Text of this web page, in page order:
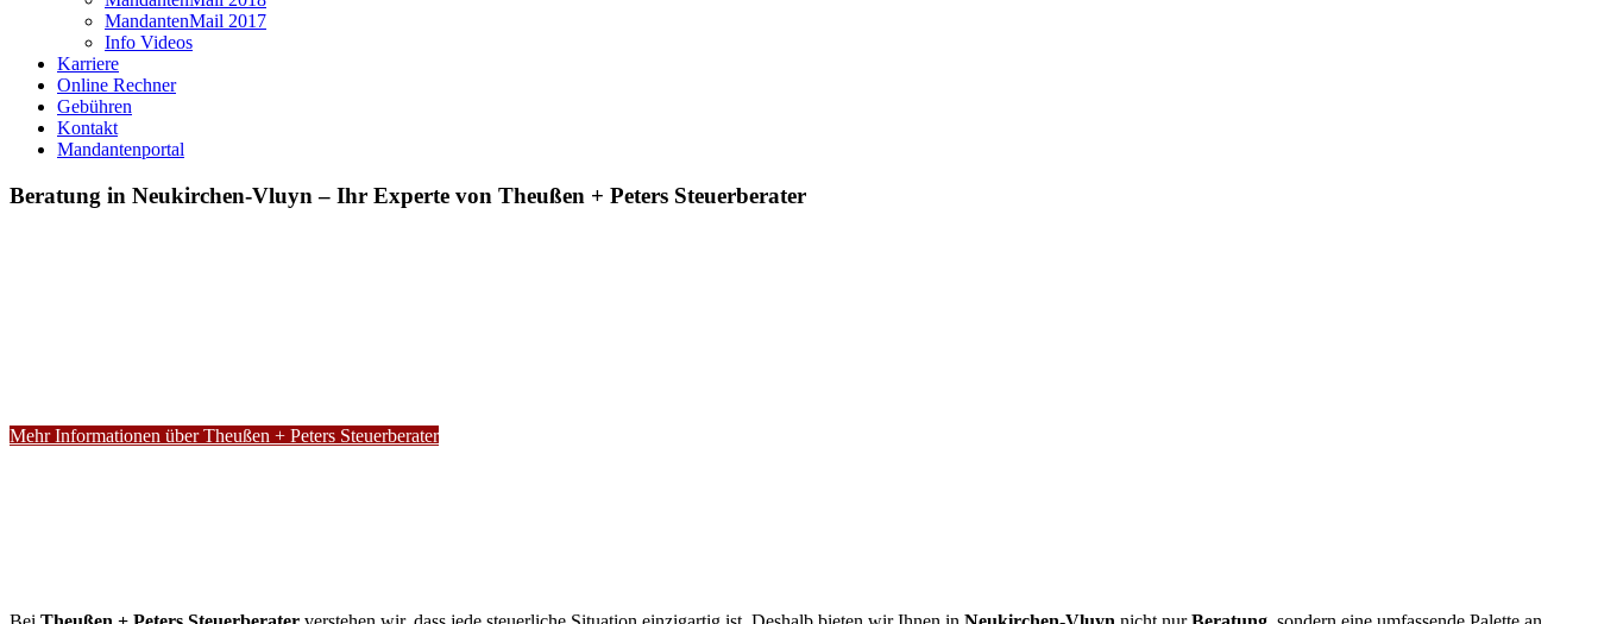
MandantenMail 2017
Info Videos
Karriere
Online Rechner
Gebühren
Kontakt
Mandantenportal
Beratung in Neukirchen-Vluyn – Ihr Experte von Theußen + Peters Steuerberater
Mehr Informationen über Theußen + Peters Steuerberater